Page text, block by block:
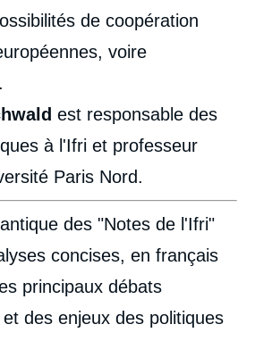
de coopération
voire
est responsable des
à l'Ifri et professeur
Paris Nord.
des "Notes de l'Ifri"
concises, en français
principaux débats
des enjeux des politiques